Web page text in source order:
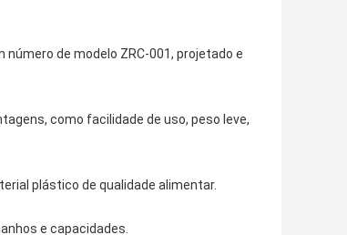
número de modelo ZRC-001, projetado e
como facilidade de uso, peso leve,
plástico de qualidade alimentar.
e capacidades.